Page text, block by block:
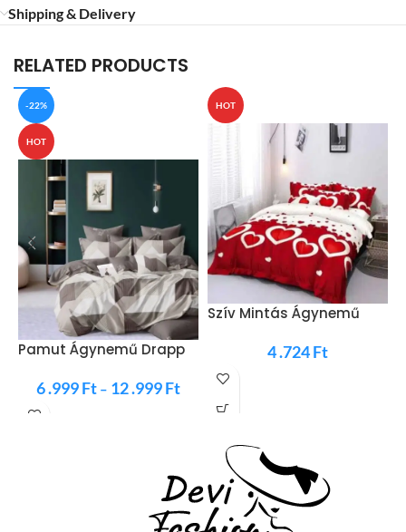
Shipping & Delivery
RELATED PRODUCTS
-22%
HOT
Pamut Ágynemű Drapp
6 .999Ft – 12 .999Ft
HOT
Szív Mintás Ágynemű
4 .724Ft